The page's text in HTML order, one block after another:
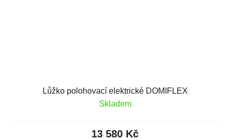
Lůžko polohovací elektrické DOMIFLEX
Skladem
13 580 Kč